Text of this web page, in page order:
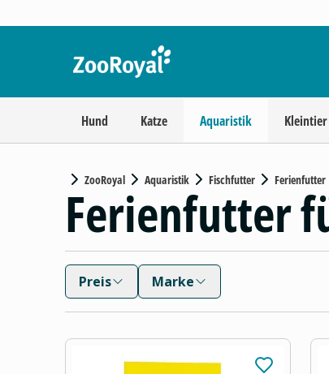
Hund Katze Aquaristik Kleintier
ZooRoyal Aquaristik Fischfutter Ferienfutter
Ferienfutter
Preis Marke